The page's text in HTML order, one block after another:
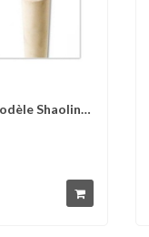
Liste d'envies
Shaolin,